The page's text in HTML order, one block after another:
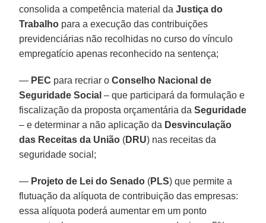
consolida a competência material daJustiça do
Trabalho para a execução das contribuições
previdenciárias não recolhidas no curso do vínculo
empregatício apenas reconhecido na sentença;
— PEC para recriar oConselho Nacional de
Seguridade Social – que participará da formulação e
fiscalização da proposta orçamentária daSeguridade
– e determinar a não aplicação da Desvinculação
das Receitas da União (DRU) nas receitas da
seguridade social;
— Projeto de Lei do Senado (PLS) que permite a
flutuação da alíquota de contribuição das empresas:
essa alíquota poderá aumentar em um ponto